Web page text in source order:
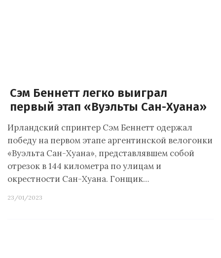
Сэм Беннетт легко выиграл
первый этап «Вуэльты Сан-Хуана»
Ирландский спринтер Сэм Беннетт одержал
победу на первом этапе аргентинской велогонки
«Вуэльта Сан-Хуана», представлявшем собой
отрезок в 144 километра по улицам и
окрестности Сан-Хуана. Гонщик…
23/01/2023